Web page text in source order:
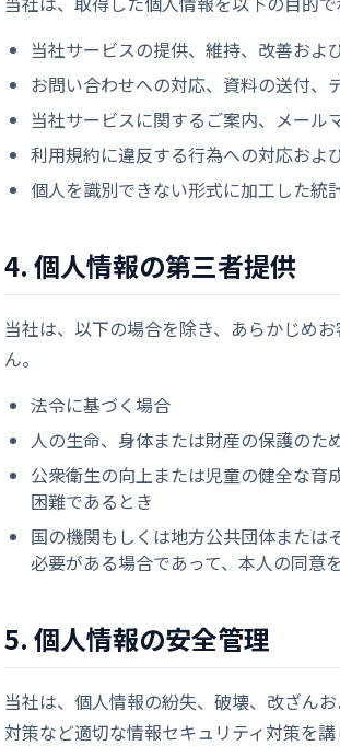
当社サービスの提供、維持、改善およ
お問い合わせへの対応、資料の送付、
当社サービスに関するご案内、メール
利用規約に違反する行為への対応およ
個人を識別できない形式に加工した統
4. 個人情報の第三者提供
当社は、以下の場合を除き、あらかじめ
ん。
法令に基づく場合
人の生命、身体または財産の保護のた
公衆衛生の向上または児童の健全な育
困難であるとき
国の機関もしくは地方公共団体または
必要がある場合であって、本人の同意
5. 個人情報の安全管理
当社は、個人情報の紛失、破壊、改ざん
対策など適切な情報セキュリティ対策を